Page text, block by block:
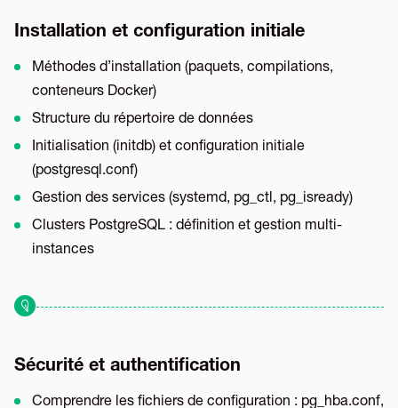
Installation et configuration initiale
Méthodes d’installation (paquets, compilations,
conteneurs Docker)
Structure du répertoire de données
Initialisation (initdb) et configuration initiale
(postgresql.conf)
Gestion des services (systemd, pg_ctl, pg_isready)
Clusters PostgreSQL : définition et gestion multi-
instances
Sécurité et authentification
Comprendre les fichiers de configuration : pg_hba.conf,